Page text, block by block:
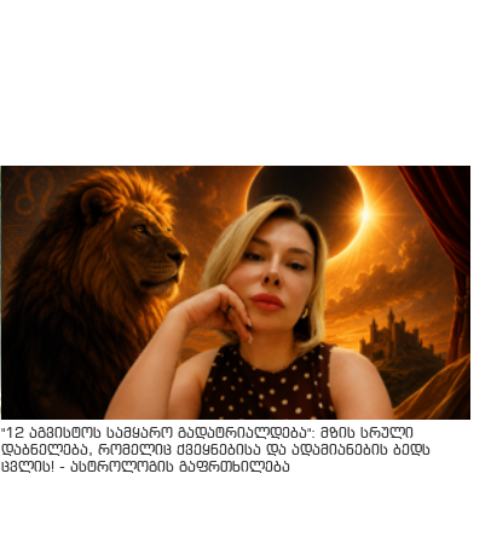
"12 აგვისტოს სამყარო გადატრიალდება": მზის სრული
დაბნელება, რომელიც ქვეყნებისა და ადამიანების ბედს
ცვლის! - ასტროლოგის გაფრთხილება